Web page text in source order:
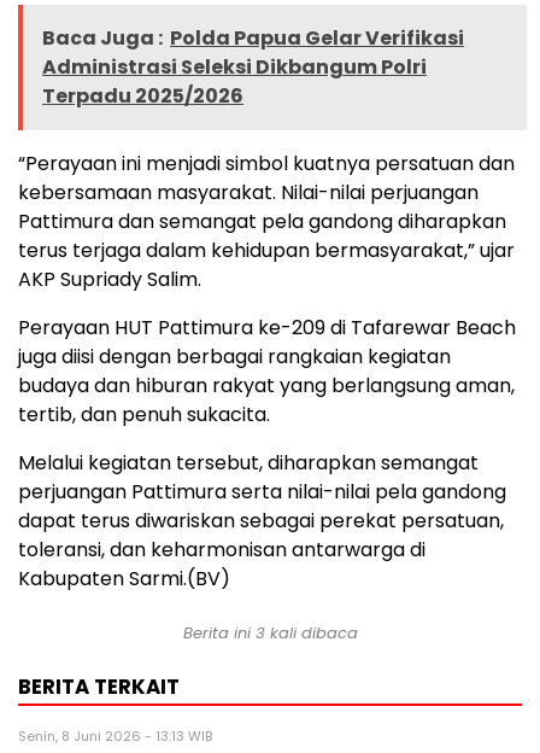
Baca Juga : Polda Papua Gelar Verifikasi
Administrasi Seleksi Dikbangum Polri
Terpadu 2025/2026
“Perayaan ini menjadi simbol kuatnya persatuan dan
kebersamaan masyarakat. Nilai-nilai perjuangan
Pattimura dan semangat pela gandong diharapkan
terus terjaga dalam kehidupan bermasyarakat,” ujar
AKP Supriady Salim.
Perayaan HUT Pattimura ke-209 di Tafarewar Beach
juga diisi dengan berbagai rangkaian kegiatan
budaya dan hiburan rakyat yang berlangsung aman,
tertib, dan penuh sukacita.
Melalui kegiatan tersebut, diharapkan semangat
perjuangan Pattimura serta nilai-nilai pela gandong
dapat terus diwariskan sebagai perekat persatuan,
toleransi, dan keharmonisan antarwarga di
Kabupaten Sarmi.(BV)
Berita ini 3 kali dibaca
BERITA TERKAIT
Senin, 8 Juni 2026 - 13:13 WIB